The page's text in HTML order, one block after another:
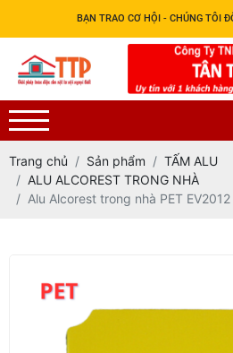
BẠN TRAO CƠ HỘI - CHÚNG TÔI
Trang chủ Sản phẩm
TẤM ALU
ALU ALCOREST TRONG NHÀ
Alu Alcorest trong nhà PET